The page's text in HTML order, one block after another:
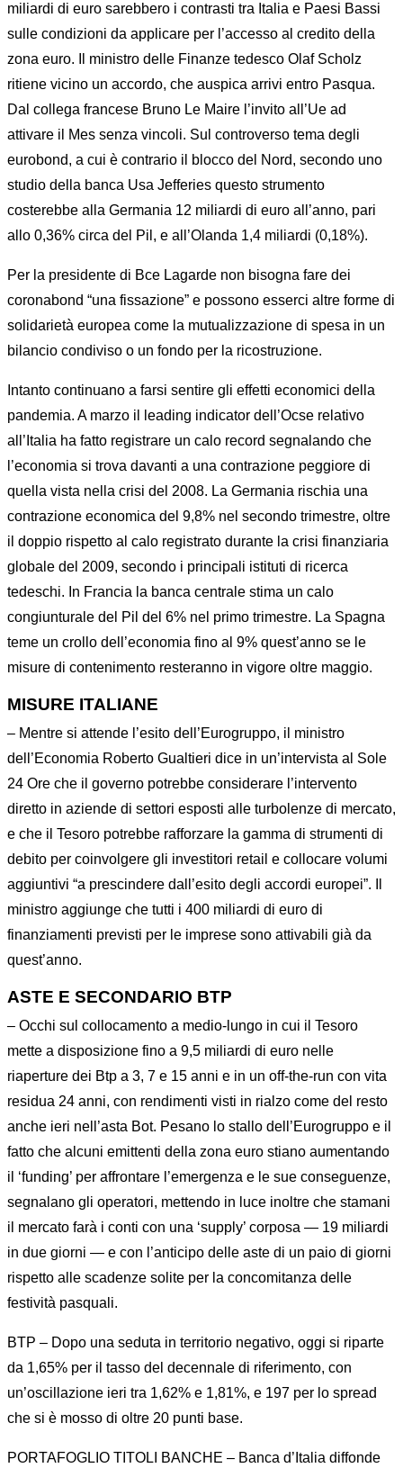
miliardi di euro sarebbero i contrasti tra Italia e Paesi Bassi
sulle condizioni da applicare per l’accesso al credito della
zona euro. Il ministro delle Finanze tedesco Olaf Scholz
ritiene vicino un accordo, che auspica arrivi entro Pasqua.
Dal collega francese Bruno Le Maire l’invito all’Ue ad
attivare il Mes senza vincoli. Sul controverso tema degli
eurobond, a cui è contrario il blocco del Nord, secondo uno
studio della banca Usa Jefferies questo strumento
costerebbe alla Germania 12 miliardi di euro all’anno, pari
allo 0,36% circa del Pil, e all’Olanda 1,4 miliardi (0,18%).
Per la presidente di Bce Lagarde non bisogna fare dei
coronabond “una fissazione” e possono esserci altre forme di
solidarietà europea come la mutualizzazione di spesa in un
bilancio condiviso o un fondo per la ricostruzione.
Intanto continuano a farsi sentire gli effetti economici della
pandemia. A marzo il leading indicator dell’Ocse relativo
all’Italia ha fatto registrare un calo record segnalando che
l’economia si trova davanti a una contrazione peggiore di
quella vista nella crisi del 2008. La Germania rischia una
contrazione economica del 9,8% nel secondo trimestre, oltre
il doppio rispetto al calo registrato durante la crisi finanziaria
globale del 2009, secondo i principali istituti di ricerca
tedeschi. In Francia la banca centrale stima un calo
congiunturale del Pil del 6% nel primo trimestre. La Spagna
teme un crollo dell’economia fino al 9% quest’anno se le
misure di contenimento resteranno in vigore oltre maggio.
MISURE ITALIANE
– Mentre si attende l’esito dell’Eurogruppo, il ministro
dell’Economia Roberto Gualtieri dice in un’intervista al Sole
24 Ore che il governo potrebbe considerare l’intervento
diretto in aziende di settori esposti alle turbolenze di mercato,
e che il Tesoro potrebbe rafforzare la gamma di strumenti di
debito per coinvolgere gli investitori retail e collocare volumi
aggiuntivi “a prescindere dall’esito degli accordi europei”. Il
ministro aggiunge che tutti i 400 miliardi di euro di
finanziamenti previsti per le imprese sono attivabili già da
quest’anno.
ASTE E SECONDARIO BTP
– Occhi sul collocamento a medio-lungo in cui il Tesoro
mette a disposizione fino a 9,5 miliardi di euro nelle
riaperture dei Btp a 3, 7 e 15 anni e in un off-the-run con vita
residua 24 anni, con rendimenti visti in rialzo come del resto
anche ieri nell’asta Bot. Pesano lo stallo dell’Eurogruppo e il
fatto che alcuni emittenti della zona euro stiano aumentando
il ‘funding’ per affrontare l’emergenza e le sue conseguenze,
segnalano gli operatori, mettendo in luce inoltre che stamani
il mercato farà i conti con una ‘supply’ corposa — 19 miliardi
in due giorni — e con l’anticipo delle aste di un paio di giorni
rispetto alle scadenze solite per la concomitanza delle
festività pasquali.
BTP – Dopo una seduta in territorio negativo, oggi si riparte
da 1,65% per il tasso del decennale di riferimento, con
un’oscillazione ieri tra 1,62% e 1,81%, e 197 per lo spread
che si è mosso di oltre 20 punti base.
PORTAFOGLIO TITOLI BANCHE – Banca d’Italia diffonde